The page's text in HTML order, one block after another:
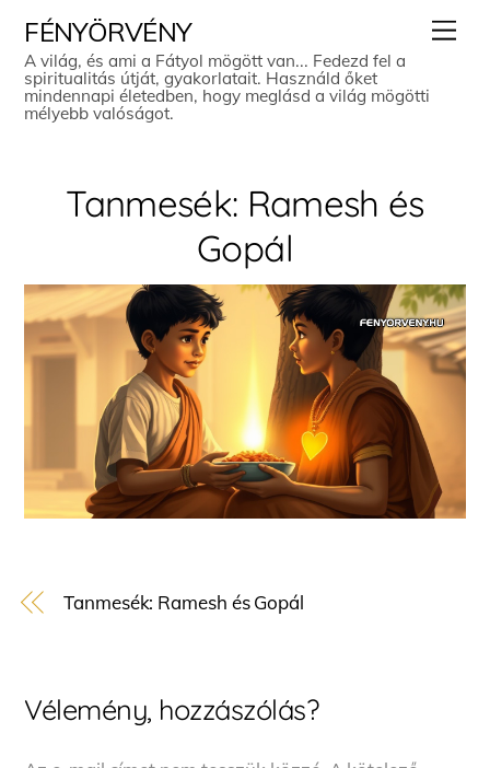
content
FÉNYÖRVÉNY
A világ, és ami a Fátyol mögött van... Fedezd fel a
spiritualitás útját, gyakorlatait. Használd őket
mindennapi életedben, hogy meglásd a világ mögötti
mélyebb valóságot.
Tanmesék: Ramesh és
Gopál
Tanmesék: Ramesh és Gopál
Vélemény, hozzászólás?